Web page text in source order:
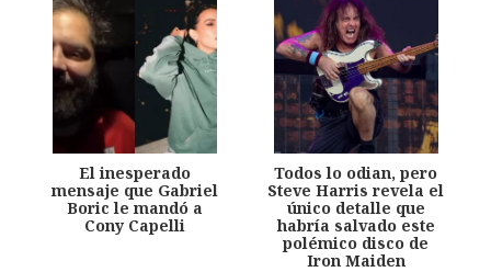
El inesperado
mensaje que Gabriel
Boric le mandó a
Cony Capelli
Todos lo odian, pero
Steve Harris revela el
único detalle que
habría salvado este
polémico disco de
Iron Maiden